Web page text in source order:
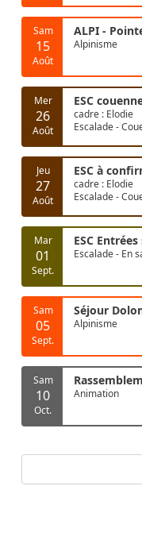
Sam
15
Août
ALPI -
Alpinisme
Mer
26
Août
ESC
cadre : Elodie
Escalade -
Jeu
27
Août
ESC à
cadre : Elodie
Escalade -
Mar
01
Sept.
ESC
Escalade - En
Sam
05
Sept.
Séjour
Alpinisme
Sam
10
Oct.
Animation
Rechercher